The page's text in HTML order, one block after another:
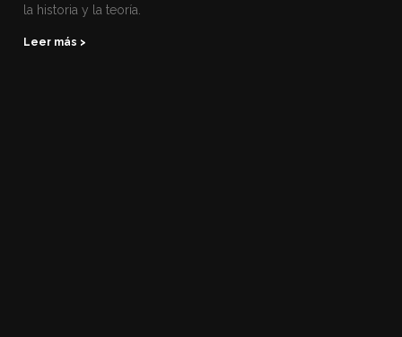
la historia y la teoría.
Leer más >